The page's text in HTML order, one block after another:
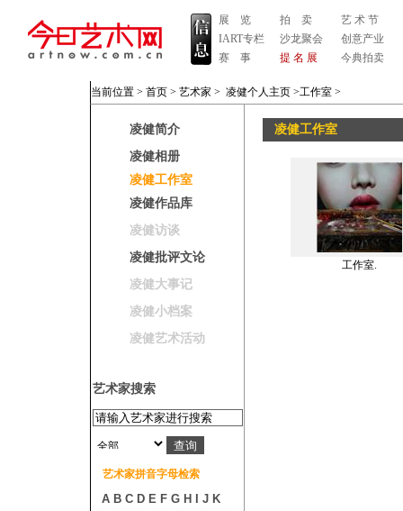
展 览
IART专栏
赛 事
拍 卖
沙龙聚会
提 名 展
艺 术 节
创意产业
今典拍卖
当前位置 > 首页 > 艺术家 > 凌健个人主页 >工作室 >
凌健简介
凌健相册
凌健工作室
凌健作品库
凌健访谈
凌健批评文论
凌健大事记
凌健小档案
凌健艺术活动
艺术家搜索
艺术家拼音字母检索
A B C D E F G H J K
凌健工作室
工作室.